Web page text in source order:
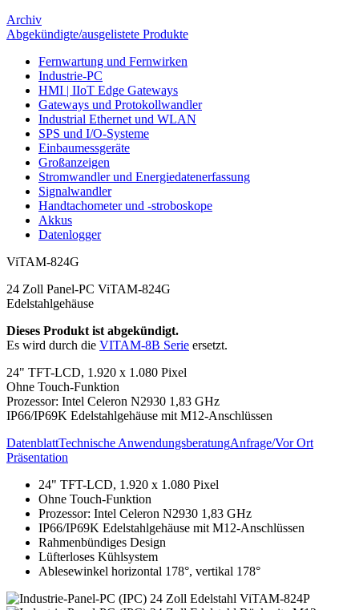
Archiv
Abgekündigte/ausgelistete Produkte
Fernwartung und Fernwirken
Industrie-PC
HMI | IIoT Edge Gateways
Gateways und Protokollwandler
Industrial Ethernet und WLAN
SPS und I/O-Systeme
Einbaumessgeräte
Großanzeigen
Stromwandler und Energiedatenerfassung
Signalwandler
Handtachometer und -stroboskope
Akkus
Datenlogger
ViTAM-824G
24 Zoll Panel-PC ViTAM-824G
Edelstahlgehäuse
Dieses Produkt ist abgekündigt.
Es wird durch die VITAM-8B Serie ersetzt.
24" TFT-LCD, 1.920 x 1.080 Pixel
Ohne Touch-Funktion
Prozessor: Intel Celeron N2930 1,83 GHz
IP66/IP69K Edelstahlgehäuse mit M12-Anschlüssen
DatenblattTechnische AnwendungsberatungAnfrage/Vor Ort
Präsentation
24" TFT-LCD, 1.920 x 1.080 Pixel
Ohne Touch-Funktion
Prozessor: Intel Celeron N2930 1,83 GHz
IP66/IP69K Edelstahlgehäuse mit M12-Anschlüssen
Rahmenbündiges Design
Lüfterloses Kühlsystem
Ablesewinkel horizontal 178°, vertikal 178°